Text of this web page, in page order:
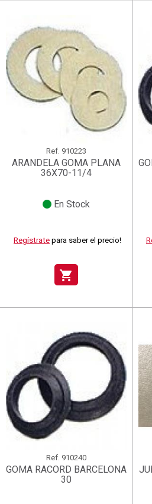
Ref. 910223
ARANDELA GOMA PLANA
36X70-11/4
En Stock
Regístrate para saber el precio!
shopping_cart
Ref. 910240
GOMA RACORD BARCELONA
30